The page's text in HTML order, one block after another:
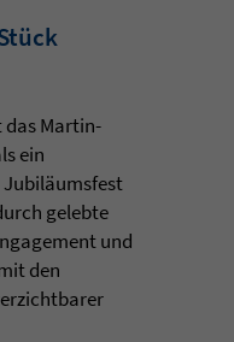
das Martin-
ein
Jubiläumsfest
gelebte
und
den